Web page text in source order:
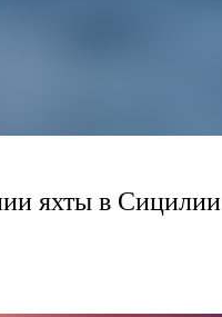
яхты в Сицилии